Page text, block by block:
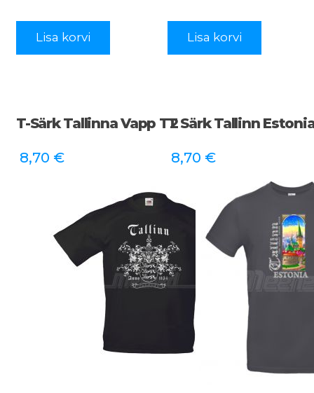
Lisa korvi Lisa korvi
T-Särk Tallinna Vapp T2
8,70 €
T Särk Tallinn
8,70 €